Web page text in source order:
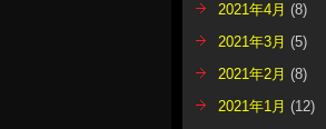
2021年4月 (8)
2021年3月 (5)
2021年2月 (8)
2021年1月 (12)